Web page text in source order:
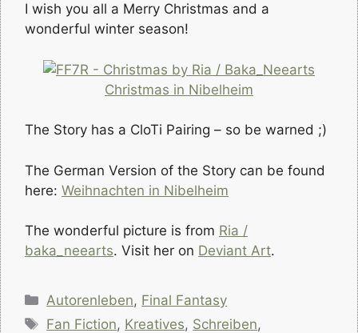
I wish you all a Merry Christmas and a
wonderful winter season!
Christmas in Nibelheim
The Story has a CloTi Pairing – so be warned ;)
The German Version of the Story can be found
here: Weihnachten in Nibelheim
The wonderful picture is from Ria /
baka_neearts. Visit her on Deviant Art.
Kategorien
Autorenleben, Final Fantasy
Schlagwörter
Fan Fiction, Kreatives, Schreiben,